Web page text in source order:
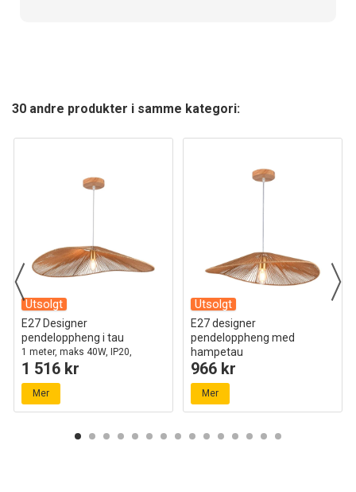
30 andre produkter i samme kategori:
Utsolgt
E27 Designer
pendeloppheng i tau
1 meter, maks 40W, IP20,
Ø80cm, 2 års garanti
1 516 kr
Mer
Utsolgt
E27 designer
pendeloppheng med
hampetau
60cm, brun, IP20, uten lyskilde
966 kr
Mer